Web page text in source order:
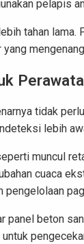
pelapis
tahan
tidak
lebih
muncul
cuaca
pengelolaan
panel beton